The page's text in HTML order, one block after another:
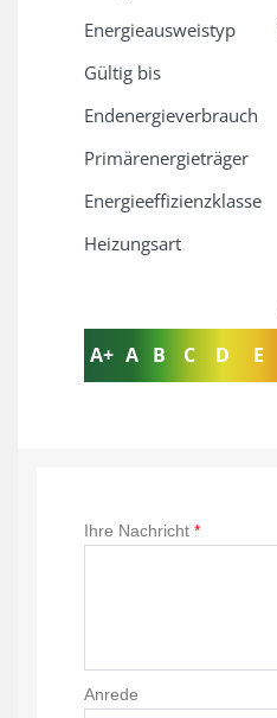
Energie­ausweistyp
Gültig bis
Endenergieverbrauch
Primärenergieträger
Energieeffizienzklasse
Heizungsart
A+ A B C D E
Ihre Nachricht *
Anrede